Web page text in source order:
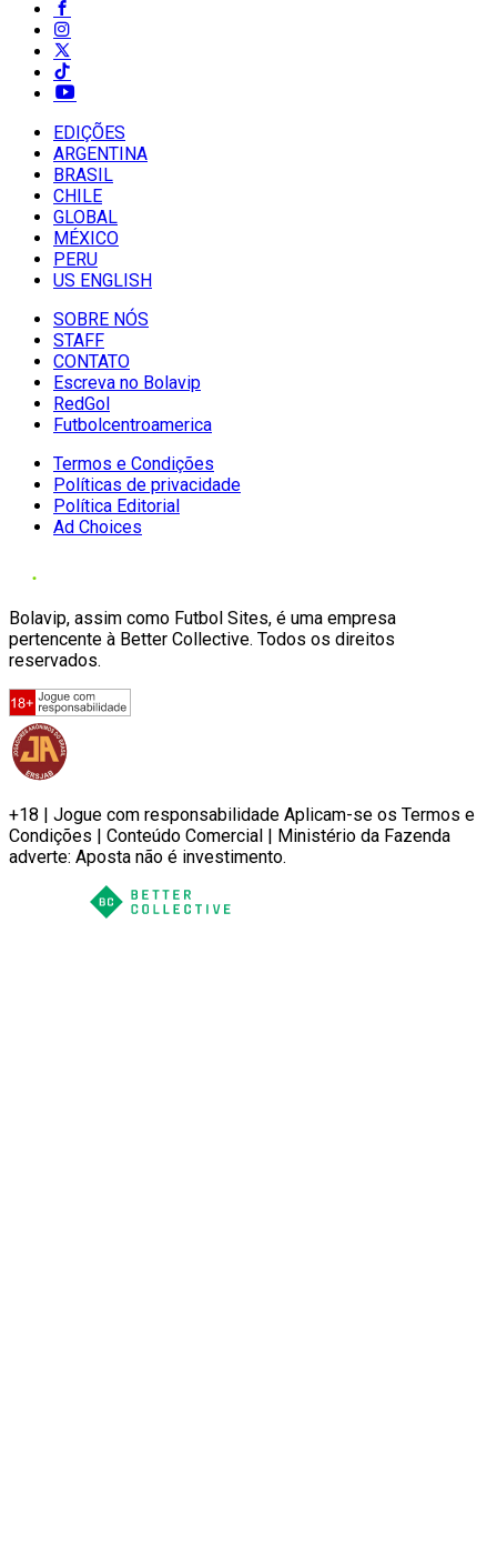
EDIÇÕES
ARGENTINA
BRASIL
CHILE
GLOBAL
MÉXICO
PERU
US ENGLISH
SOBRE NÓS
STAFF
CONTATO
Escreva no Bolavip
RedGol
Futbolcentroamerica
Termos e Condições
Políticas de privacidade
Política Editorial
Ad Choices
Bolavip, assim como Futbol Sites, é uma empresa
pertencente à Better Collective. Todos os direitos
reservados.
+18 | Jogue com responsabilidade Aplicam-se os Termos e
Condições | Conteúdo Comercial | Ministério da Fazenda
adverte: Aposta não é investimento.